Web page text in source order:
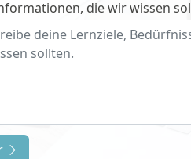
die wir wissen